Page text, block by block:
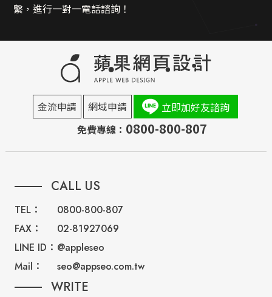
繫，進行一對一電話諮詢！
金流申請 網域申請
立即加好友諮詢
免費專線： 0800-800-807
CALL US
TEL：
0800-800-807
FAX：
02-81927069
LINE ID： @appleseo
Mail：
seo@appseo.com.tw
WRITE